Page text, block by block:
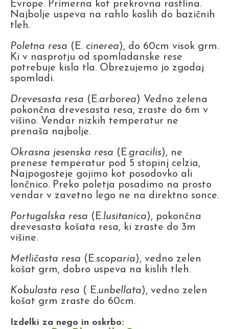
Evrope. Primerna kot prekrovna rastlina.
Najbolje uspeva na rahlo koslih do bazičnih
tleh.
Poletna resa (E. cinerea), do 60cm visok grm.
Ki v nasprotju od spomladanske rese
potrebuje kisla tla. Obrezujemo jo zgodaj
spomladi.
Drevesasta resa (E.arborea) Vedno zelena
pokončna drevesasta resa, zraste do 6m v
višino. Vendar nizkih temperatur ne
prenaša najbolje.
Okrasna jesenska resa (E.gracilis), ne
prenese temperatur pod 5 stopinj celzia,
Najpogosteje gojimo kot posodovko ali
lončnico. Preko poletja posadimo na prosto
vendar v zavetno lego ne na direktno sonce.
Portugalska resa (E.lusitanica), pokončna
drevesasta košata resa, ki zraste do 3m
višine.
Metličasta resa (E.scoparia), vedno zelen
košat grm, dobro uspeva na kislih tleh.
Kobulasta resa ( E.unbellata), vedno zelen
košat grm zraste do 60cm.
Izdelki za nego in oskrbo: